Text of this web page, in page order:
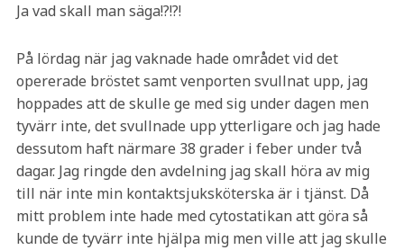
Ja vad skall man säga!?!?!
På lördag när jag vaknade hade området vid det
opererade bröstet samt venporten svullnat upp, jag
hoppades att de skulle ge med sig under dagen men
tyvärr inte, det svullnade upp ytterligare och jag hade
dessutom haft närmare 38 grader i feber under två
dagar. Jag ringde den avdelning jag skall höra av mig
till när inte min kontaktsjuksköterska är i tjänst. Då
mitt problem inte hade med cytostatikan att göra så
kunde de tyvärr inte hjälpa mig men ville att jag skulle